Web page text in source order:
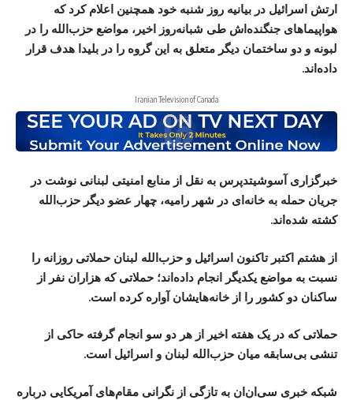
ارتش اسرائیل در بیانیه روز شنبه خود همچنین اعلام کرد که
هواپیماهای جنگنده‌اش طی شبانه‌روز اخیر، مواضع حزب‌الله را در
لبونه و دو ساختمان دیگر متعلق به این گروه را در بلیدا هدف قرار
داده‌اند.
Iranian Television of Canada
خبرگزاری آسوشیتدپرس به نقل از منابع امنیتی لبنانی نوشت در
جریان حمله به خانه‌ای در شهر رامیه، چهار عضو دیگر حزب‌الله
کشته شده‌اند.
از هشتم اکتبر تاکنون اسرائیل و حزب‌الله لبنان حملاتی روزانه را
نسبت به مواضع یکدیگر انجام داده‌اند؛ حملاتی که هزاران نفر از
ساکنان دو کشور را از خانه‌هایشان آواره کرده است.
حملاتی که در یک هفته اخیر از هر دو سو انجام گرفته حاکی از
تنشی بی‌سابقه میان حزب‌الله لبنان و اسرائیل است.
شبکه خبری سی‌ان‌ان به تازگی از نگرانی مقام‌های آمریکایی درباره